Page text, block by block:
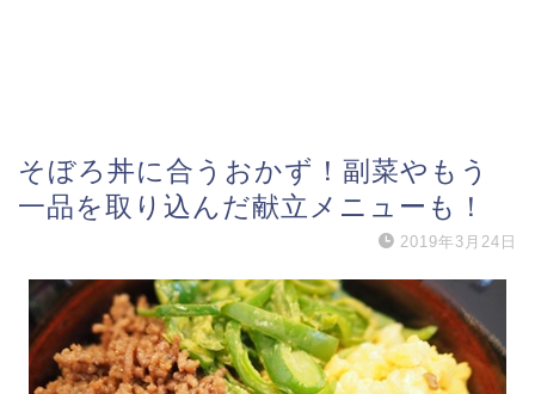
そぼろ丼に合うおかず！副菜やもう
一品を取り込んだ献立メニューも！
2019年3月24日